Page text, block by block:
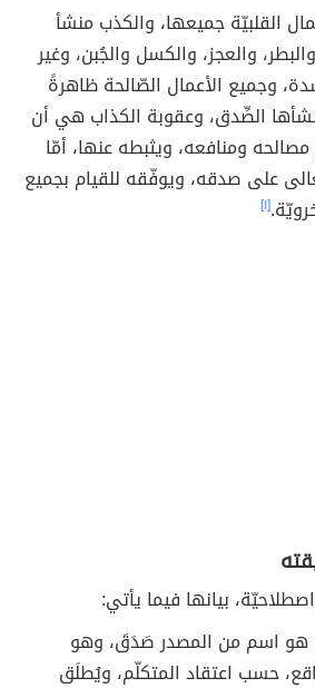
القلبيّة جميعها، والكذب منشأ
والعجز، والكسل والجُبن، وغير
وجميع الأعمال الصّالحة ظاهرةً
الصِّدق، وعقوبة الكذاب هي أن
ومنافعه، ويثبطه عنها، أمّا
على صدقه، ويوفّقه للقيام بجميع
[١]
بيانها فيما يأتي:
هو اسم من المصدر صَدَقَ، وهو
حسب اعتقاد المتكلّم، ويُطلَق